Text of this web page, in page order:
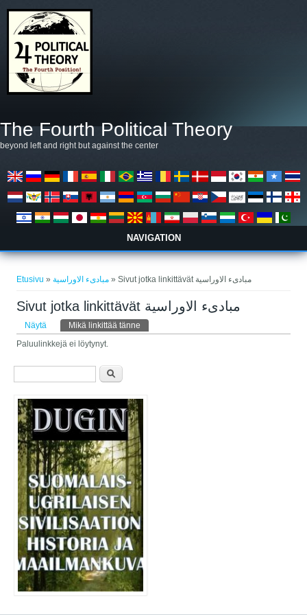
The Fourth Political Theory
beyond left and right but against the center
NAVIGATION
Etusivu » مبادىء الاوراسية » Sivut jotka linkittävät مبادىء الاوراسية
Sivut jotka linkittävät مبادىء الاوراسية
Ensisijaiset välilehdet
Näytä Mikä linkittää tänne
Paluulinkkejä ei löytynyt.